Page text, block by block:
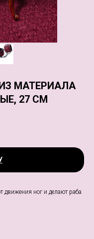
ИЗ МАТЕРИАЛА
27 СМ
движения ног и делают раба